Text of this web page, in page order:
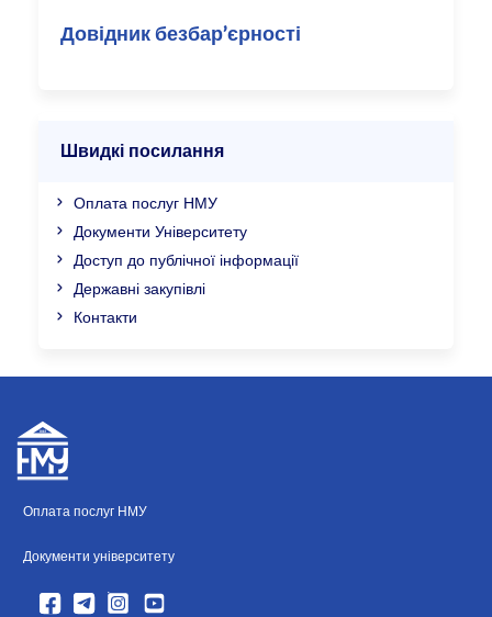
Довідник безбар’єрності
Швидкі посилання
Оплата послуг НМУ
Документи Університету
Доступ до публічної інформації
Державні закупівлі
Контакти
Оплата послуг НМУ
Документи університету